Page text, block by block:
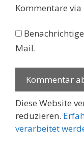
Kommentare via
Mail.
Diese Website
reduzieren.
verarbeitet